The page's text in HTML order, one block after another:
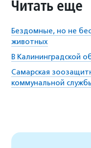
Читать еще
Бездомные, но не
животных
В Калининградской
Самарская
коммунальной